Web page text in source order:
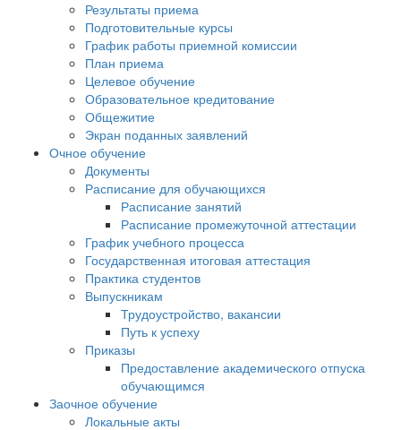
Результаты приема
Подготовительные курсы
График работы приемной комиссии
План приема
Целевое обучение
Образовательное кредитование
Общежитие
Экран поданных заявлений
Очное обучение
Документы
Расписание для обучающихся
Расписание занятий
Расписание промежуточной аттестации
График учебного процесса
Государственная итоговая аттестация
Практика студентов
Выпускникам
Трудоустройство, вакансии
Путь к успеху
Приказы
Предоставление академического отпуска
обучающимся
Заочное обучение
Локальные акты